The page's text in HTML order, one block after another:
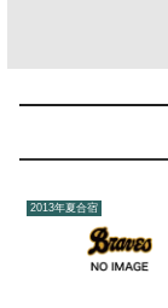
2013年夏合宿